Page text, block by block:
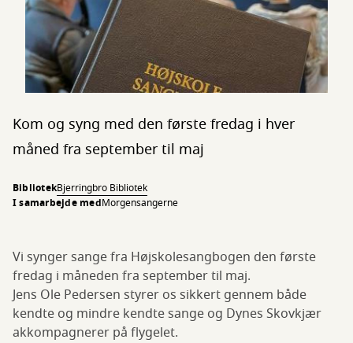
Kom og syng med den første fredag i hver
måned fra september til maj
BibliotekBjerringbro Bibliotek
I samarbejde medMorgensangerne
Vi synger sange fra Højskolesangbogen den første
fredag i måneden fra september til maj.
Jens Ole Pedersen styrer os sikkert gennem både
kendte og mindre kendte sange og Dynes Skovkjær
akkompagnerer på flygelet.